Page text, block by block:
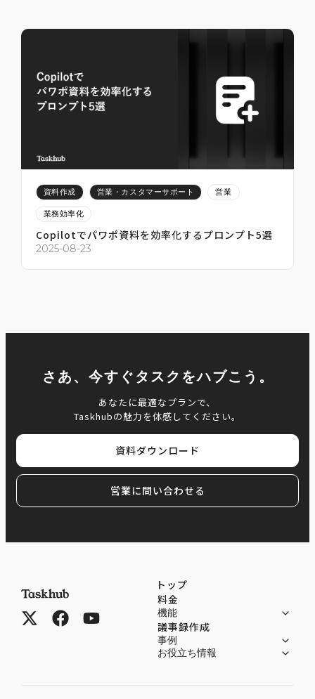
資料作成 営業・カスタマーサポート 営業
業務効率化
Copilotでパワポ資料を効率化するプロンプト5選
2025-08-23
さあ、今すぐタスクをハブこう。
あなたに最適なプランで、
Taskhubの魅力を体感してください。
資料ダウンロード
営業に問い合わせる
トップ
料金
機能
議事録作成
事例
お役立ち情報